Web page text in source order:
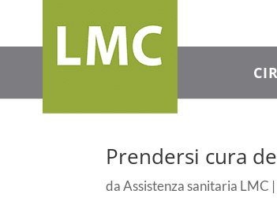
Prendersi cura
daAssistenza sanitaria LMC |